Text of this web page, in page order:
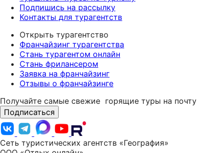
Подпишись на рассылку
Контакты для турагентств
Открыть турагентство
Франчайзинг турагентства
Стань турагентом онлайн
Стань фрилансером
Заявка на франчайзинг
Отзывы о франчайзинге
Получайте самые свежие горящие туры на почту
Подписаться
Сеть туристических агентств «География»